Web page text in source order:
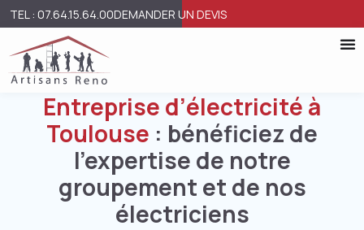
TEL : 07.64.15.64.00DEMANDER UN DEVIS
Entreprise d’électricité à
Toulouse : bénéficiez de
l’expertise de notre
groupement et de nos
électriciens